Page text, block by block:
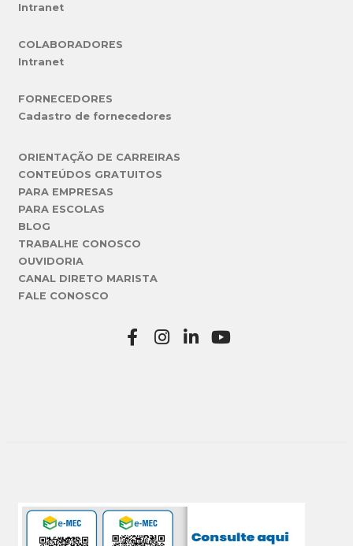
Intranet
COLABORADORES
Intranet
FORNECEDORES
Cadastro de fornecedores
ORIENTAÇÃO DE CARREIRAS
CONTEÚDOS GRATUITOS
PARA EMPRESAS
PARA ESCOLAS
BLOG
TRABALHE CONOSCO
OUVIDORIA
CANAL DIRETO MARISTA
FALE CONOSCO